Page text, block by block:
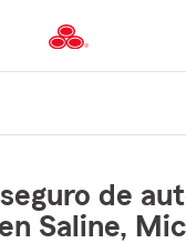
al
contenido
principal
de
Saline,